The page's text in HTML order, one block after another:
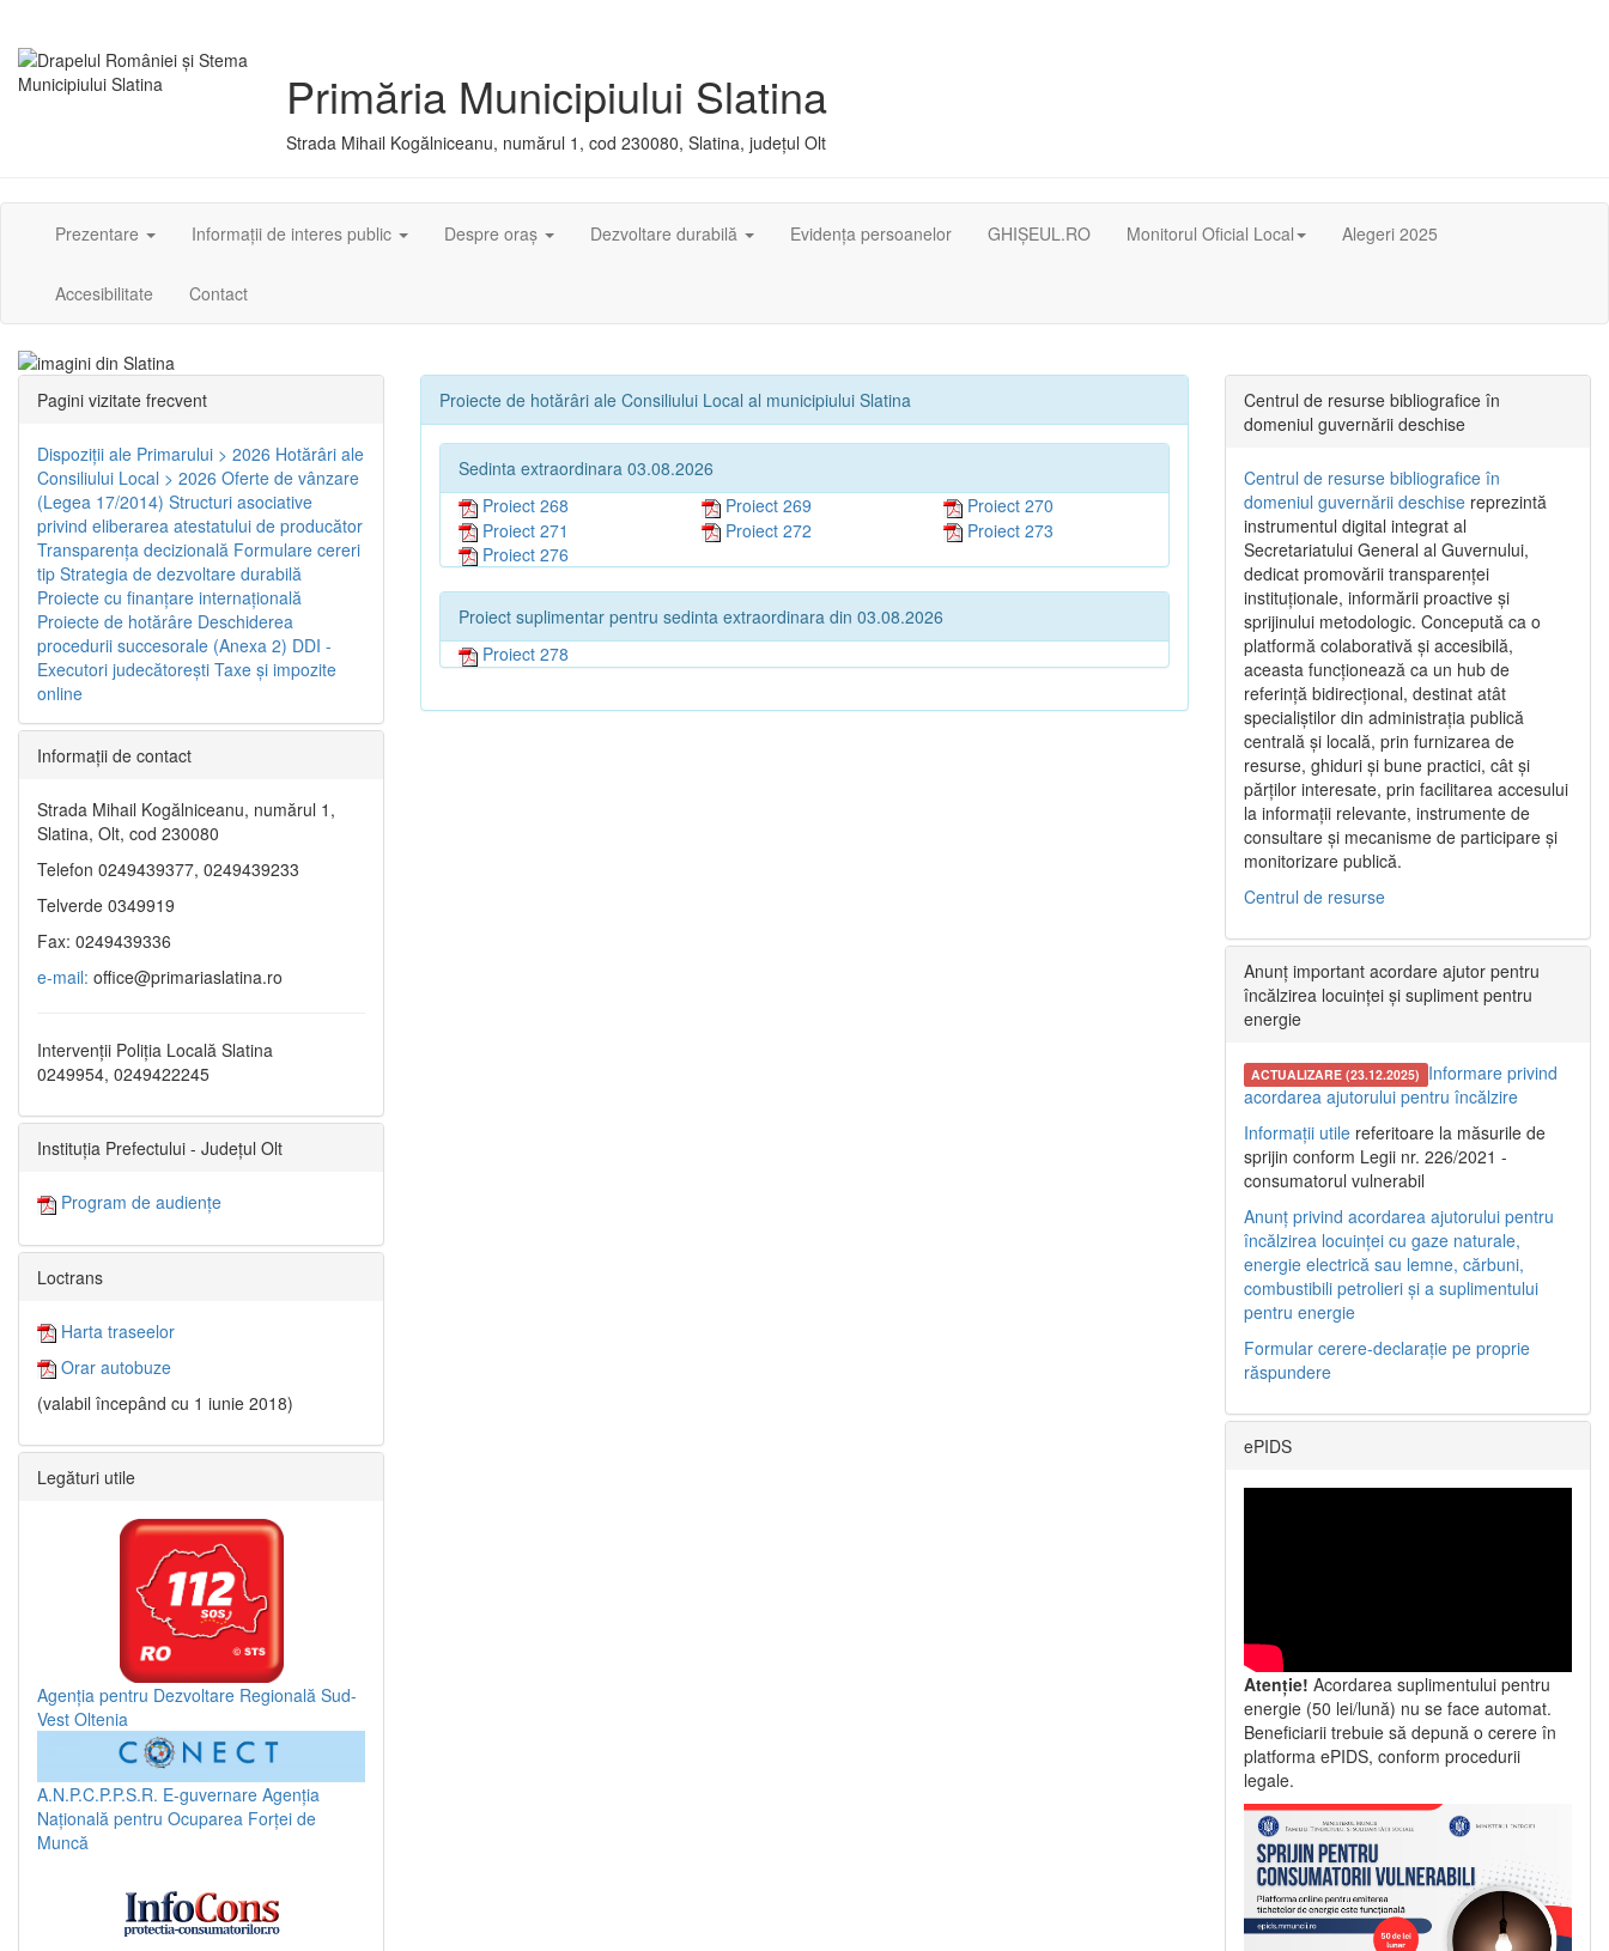
Primăria Municipiului Slatina
Strada Mihail Kogălniceanu, numărul 1, cod 230080, Slatina, județul Olt
Prezentare Informații de interes public Despre oraș Dezvoltare durabilă Evidența persoanelor GHIȘEUL.RO Monitorul Oficial Local Alegeri 2025
Accesibilitate Contact
Proiecte de hotărâri ale Consiliului Local al municipiului Slatina
Sedinta extraordinara 03.08.2026
Proiect 268
Proiect 269
Proiect 270
Proiect 271
Proiect 272
Proiect 273
Proiect 276
Proiect suplimentar pentru sedinta extraordinara din 03.08.2026
Proiect 278
Pagini vizitate frecvent
Dispoziţii ale Primarului > 2026 Hotărâri ale
Consiliului Local > 2026 Oferte de vânzare
(Legea 17/2014) Structuri asociative
privind eliberarea atestatului de producător
Transparenţa decizională Formulare cereri
tip Strategia de dezvoltare durabilă
Proiecte cu finanţare internaţională
Proiecte de hotărâre Deschiderea
procedurii succesorale (Anexa 2) DDI -
Executori judecătorești Taxe şi impozite
online
Informaţii de contact
Strada Mihail Kogălniceanu, numărul 1,
Slatina, Olt, cod 230080
Telefon 0249439377, 0249439233
Telverde 0349919
Fax: 0249439336
e-mail: office@primariaslatina.ro
Intervenții Poliția Locală Slatina
0249954, 0249422245
Instituția Prefectului - Județul Olt
Program de audiențe
Loctrans
Harta traseelor
Orar autobuze
(valabil începând cu 1 iunie 2018)
Legături utile
Agenția pentru Dezvoltare Regională Sud-
Vest Oltenia
A.N.P.C.P.P.S.R. E-guvernare Agenția
Națională pentru Ocuparea Forței de
Muncă
Centrul de resurse bibliografice în
domeniul guvernării deschise
Centrul de resurse bibliografice în
domeniul guvernării deschise reprezintă
instrumentul digital integrat al
Secretariatului General al Guvernului,
dedicat promovării transparenței
instituționale, informării proactive și
sprijinului metodologic. Concepută ca o
platformă colaborativă și accesibilă,
aceasta funcționează ca un hub de
referință bidirecțional, destinat atât
specialiștilor din administrația publică
centrală și locală, prin furnizarea de
resurse, ghiduri și bune practici, cât și
părților interesate, prin facilitarea accesului
la informații relevante, instrumente de
consultare și mecanisme de participare și
monitorizare publică.
Centrul de resurse
Anunț important acordare ajutor pentru
încălzirea locuinței și supliment pentru
energie
ACTUALIZARE (23.12.2025) Informare privind
acordarea ajutorului pentru încălzire
Informații utile referitoare la măsurile de
sprijin conform Legii nr. 226/2021 -
consumatorul vulnerabil
Anunț privind acordarea ajutorului pentru
încălzirea locuinței cu gaze naturale,
energie electrică sau lemne, cărbuni,
combustibili petrolieri și a suplimentului
pentru energie
Formular cerere-declarație pe proprie
răspundere
ePIDS
Atenție! Acordarea suplimentului pentru
energie (50 lei/lună) nu se face automat.
Beneficiarii trebuie să depună o cerere în
platforma ePIDS, conform procedurii
legale.